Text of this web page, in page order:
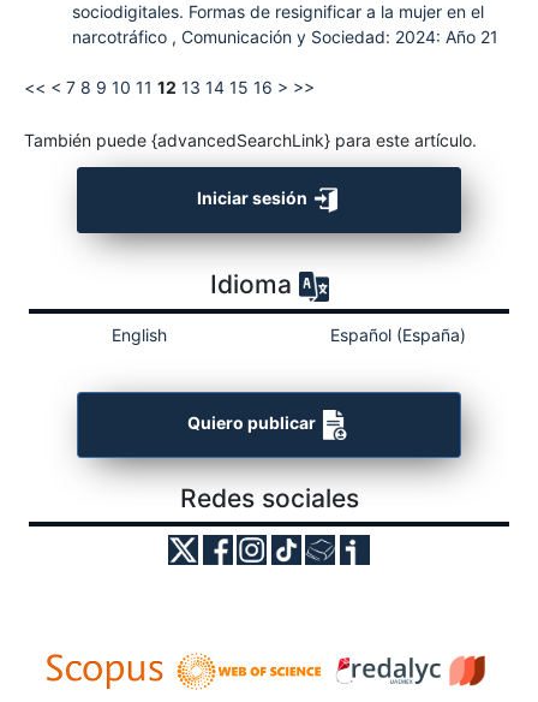
sociodigitales. Formas de resignificar a la mujer en el
narcotráfico , Comunicación y Sociedad: 2024: Año 21
<< < 7 8 9 10 11 12 13 14 15 16 > >>
También puede {advancedSearchLink} para este artículo.
Iniciar sesión
Idioma
English Español (España)
Quiero publicar
Redes sociales